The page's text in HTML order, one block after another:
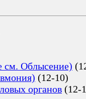
см. Облысение)
(12-10)
органов (12-